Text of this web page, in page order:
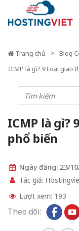
Trang chủ Blog
ICMP là gì? 9 Loại giao
ICMP là gì?
phổ biến
Ngày đăng: 23/
Tác giả:
Lượt xem: 193
Theo dõi: